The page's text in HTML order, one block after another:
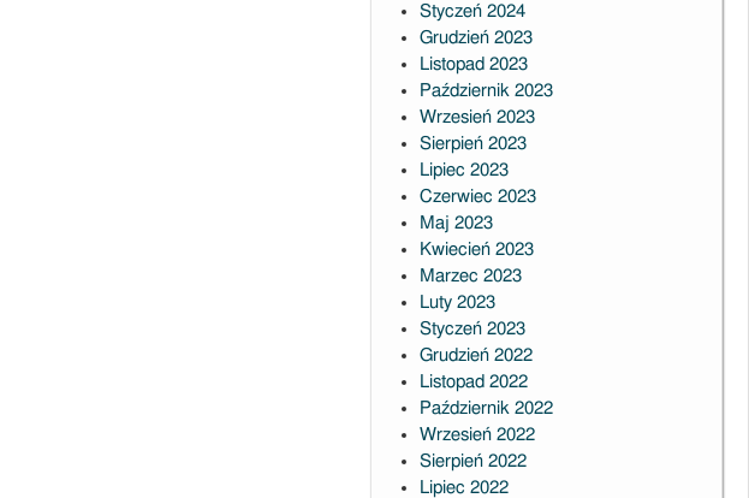
Styczeń 2024
Grudzień 2023
Listopad 2023
Październik 2023
Wrzesień 2023
Sierpień 2023
Lipiec 2023
Czerwiec 2023
Maj 2023
Kwiecień 2023
Marzec 2023
Luty 2023
Styczeń 2023
Grudzień 2022
Listopad 2022
Październik 2022
Wrzesień 2022
Sierpień 2022
Lipiec 2022